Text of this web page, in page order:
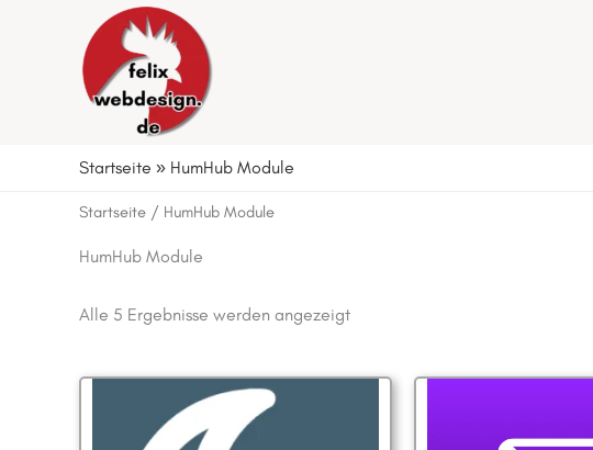
Startseite » HumHub Module
Startseite / HumHub Module
HumHub Module
Alle 5 Ergebnisse werden angezeigt